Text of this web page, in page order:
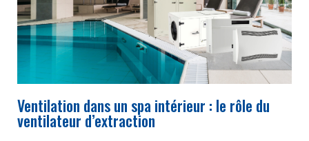
Ventilation dans un spa intérieur : le rôle du
ventilateur d’extraction